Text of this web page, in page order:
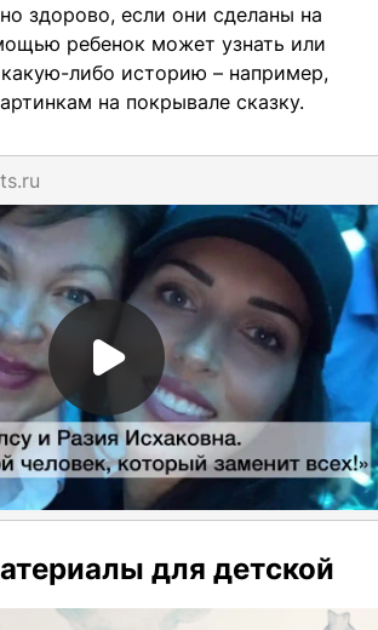
здорово, если они сделаны на
ребенок может узнать или
либо историю – например,
на покрывале сказку.
для детской